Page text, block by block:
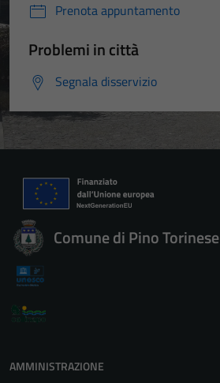
Prenota appuntamento
Problemi in città
Segnala disservizio
Comune di Pino Torinese
AMMINISTRAZIONE